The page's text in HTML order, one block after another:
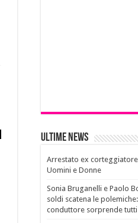
Ultime News
Arrestato ex
Uomini e Donne
Sonia Bruganelli e Paolo
soldi scatena le
conduttore sorprende tutti